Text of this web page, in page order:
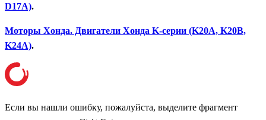
D17A).
Моторы Хонда. Двигатели Хонда K-серии (K20A, K20B,
K24A).
Если вы нашли ошибку, пожалуйста, выделите фрагмент